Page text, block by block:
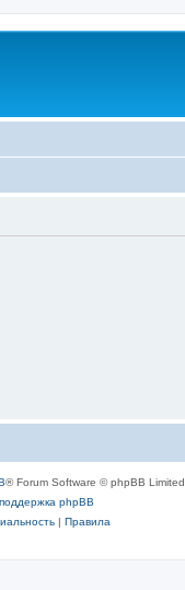
® Forum Software © phpBB Limited
phpBB
| Правила